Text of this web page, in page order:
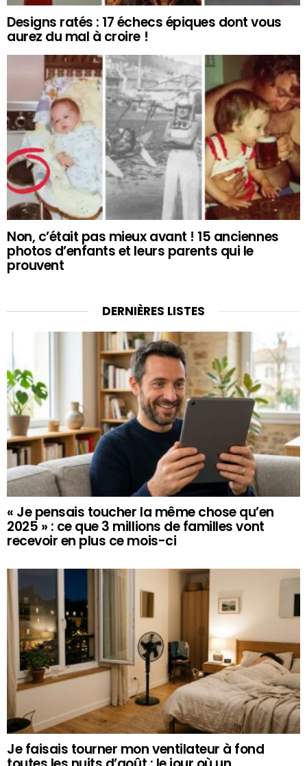
Designs ratés : 17 échecs épiques dont vous
aurez du mal à croire !
Non, c’était pas mieux avant ! 15 anciennes
photos d’enfants et leurs parents qui le
prouvent
DERNIÈRES LISTES
« Je pensais toucher la même chose qu’en
2025 » : ce que 3 millions de familles vont
recevoir en plus ce mois-ci
Je faisais tourner mon ventilateur à fond